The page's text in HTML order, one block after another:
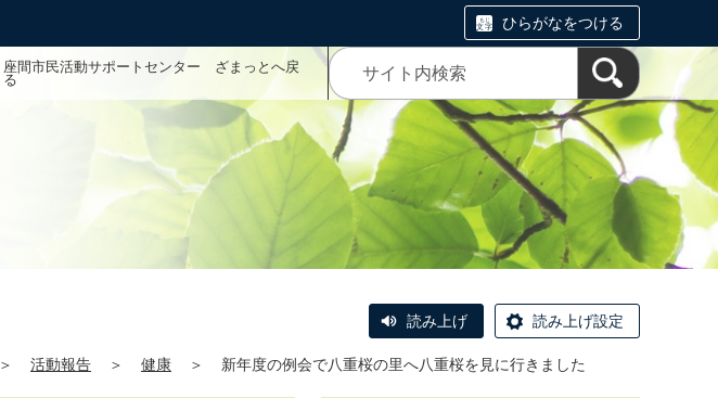
ひらがなをつける
座間市民活動サポートセンター ざまっとへ戻
る
読み上げ 読み上げ設定
＞ 活動報告 ＞ 健康 ＞ 新年度の例会で八重桜の里へ八重桜を見に行きました